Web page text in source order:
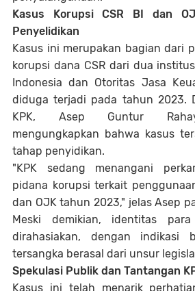
Kasus Korupsi CSR BI dan
Penyelidikan
Kasus ini merupakan bagian dari
korupsi dana CSR dari dua
Indonesia dan Otoritas Jasa
diduga terjadi pada tahun 2023.
KPK, Asep Guntur
mengungkapkan bahwa kasus
tahap penyidikan.
"KPK sedang menangani
pidana korupsi terkait
dan OJK tahun 2023," jelas Asep
Meski demikian, identitas
dirahasiakan, dengan indikasi
tersangka berasal dari unsur
Spekulasi Publik dan Tantangan
Kasus ini telah menarik